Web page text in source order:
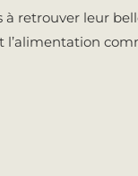
à retrouver leur